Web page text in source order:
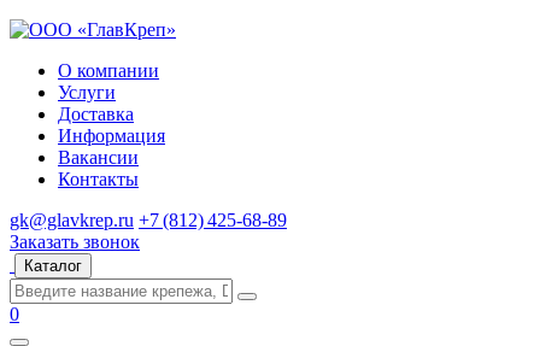
О компании
Услуги
Доставка
Информация
Вакансии
Контакты
gk@glavkrep.ru +7 (812) 425-68-89
Заказать звонок
Каталог
0